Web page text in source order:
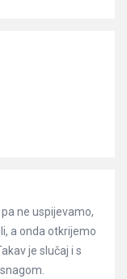
ne uspijevamo,
a onda otkrijemo
je slučaj i s